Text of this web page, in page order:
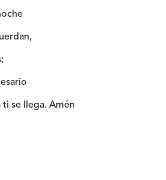
se llega. Amén